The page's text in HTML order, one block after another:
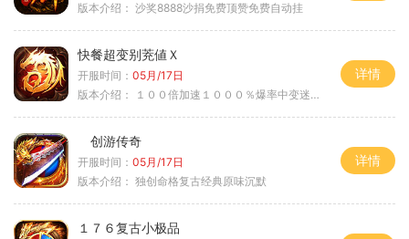
版本介绍： 沙奖8888沙捐免费顶赞免费自动挂
快餐超变别茺値Ｘ
开服时间： 05月/17日
版本介绍：
１００倍加速１０００％爆率中变迷失单职
详情
创游传奇
开服时间： 05月/17日
版本介绍： 独创命格复古经典原味沉默
详情
１７６复古小极品